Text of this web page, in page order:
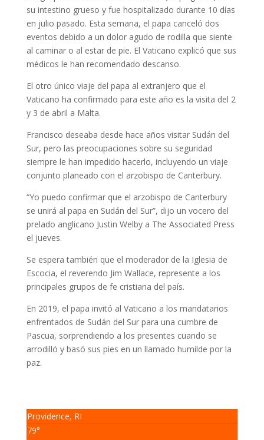
su intestino grueso y fue hospitalizado durante 10 días
en julio pasado. Esta semana, el papa canceló dos
eventos debido a un dolor agudo de rodilla que siente
al caminar o al estar de pie. El Vaticano explicó que sus
médicos le han recomendado descanso.
El otro único viaje del papa al extranjero que el
Vaticano ha confirmado para este año es la visita del 2
y 3 de abril a Malta.
Francisco deseaba desde hace años visitar Sudán del
Sur, pero las preocupaciones sobre su seguridad
siempre le han impedido hacerlo, incluyendo un viaje
conjunto planeado con el arzobispo de Canterbury.
“Yo puedo confirmar que el arzobispo de Canterbury
se unirá al papa en Sudán del Sur”, dijo un vocero del
prelado anglicano Justin Welby a The Associated Press
el jueves.
Se espera también que el moderador de la Iglesia de
Escocia, el reverendo Jim Wallace, represente a los
principales grupos de fe cristiana del país.
En 2019, el papa invitó al Vaticano a los mandatarios
enfrentados de Sudán del Sur para una cumbre de
Pascua, sorprendiendo a los presentes cuando se
arrodilló y basó sus pies en un llamado humilde por la
paz.
Providence, RI
79°